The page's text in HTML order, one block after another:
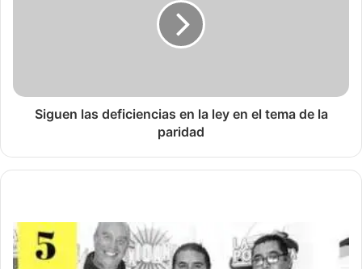
Siguen las deficiencias en la ley en el tema de la
paridad